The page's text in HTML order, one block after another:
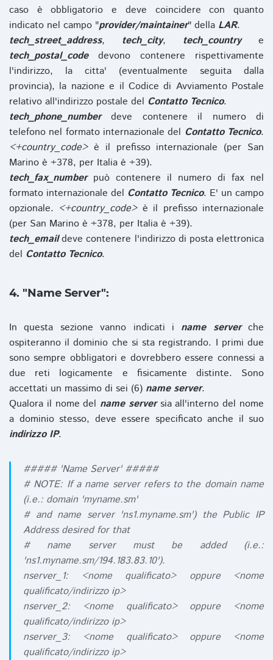
caso è obbligatorio e deve coincidere con quanto
indicato nel campo "provider/maintainer" della LAR.
tech_street_address, tech_city, tech_countrye
tech_postal_codedevono contenere rispettivamente
l'indirizzo, la citta' (eventualmente seguita dalla
provincia), la nazione e il Codice di Avviamento Postale
relativo all'indirizzo postale del Contatto Tecnico.
tech_phone_numberdeve contenere il numero di
telefono nel formato internazionale del Contatto Tecnico.
<+country_code>è il prefisso internazionale (per San
Marino è +378, per Italia è +39).
tech_fax_numberpuò contenere il numero di fax nel
formato internazionale del Contatto Tecnico. E' un campo
opzionale. <+country_code>è il prefisso internazionale
(per San Marino è +378, per Italia è +39).
tech_emaildeve contenere l'indirizzo di posta elettronica
del Contatto Tecnico.
4. "Name Server":
In questa sezione vanno indicati i name serverche
ospiteranno il dominio che si sta registrando. I primi due
sono sempre obbligatori e dovrebbero essere connessi a
due reti logicamente e fisicamente distinte. Sono
accettati un massimo di sei (6) name server.
Qualora il nome del name serversia all'interno del nome
a dominio stesso, deve essere specificato anche il suo
indirizzo IP.
##### 'Name Server' #####
# NOTE: If a name server refers to the domain name
(i.e.: domain 'myname.sm'
# and name server 'ns1.myname.sm') the Public IP
Address desired for that
# name server must be added (i.e.:
'ns1.myname.sm/194.183.83.10').
nserver_1: <nome qualificato> oppure <nome
qualificato/indirizzo ip>
nserver_2: <nome qualificato> oppure <nome
qualificato/indirizzo ip>
nserver_3: <nome qualificato> oppure <nome
qualificato/indirizzo ip>